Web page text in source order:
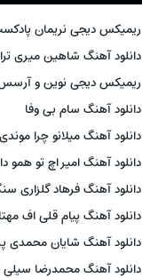
ریمیکس دیجی نریمان
دانلود آهنگ شاهین میری
ریمیکس دیجی نوین و آرسس
دانلود آهنگ سام بی وفا
دانلود آهنگ میلانو چرا
دانلود آهنگ امیر اچ تو همو
دانلود آهنگ فرهاد گلزاری
دانلود آهنگ پیام قلی اف
دانلود آهنگ شایان محمدی
دانلود آهنگ محمدرضا سیلی